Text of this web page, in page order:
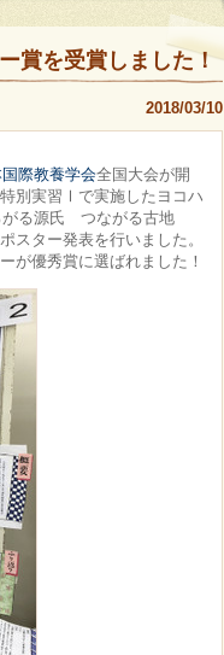
賞を受賞しました！
2018/03/10
国際教養学会全国大会が開
別実習Ⅰで実施したヨコハ
がる源氏 つながる古地
スター発表を行いました。
が優秀賞に選ばれました！